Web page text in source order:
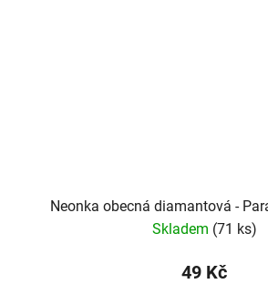
Neonka obecná diamantová -
Skladem (71 ks)
49 Kč